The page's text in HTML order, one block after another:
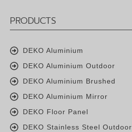
PRODUCTS
DEKO Aluminium
DEKO Aluminium Outdoor
DEKO Aluminium Brushed
DEKO Aluminium Mirror
DEKO Floor Panel
DEKO Stainless Steel Outdoor